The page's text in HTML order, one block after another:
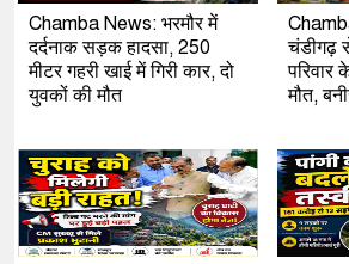
Chamba News: भरमौर में
दर्दनाक सड़क हादसा, 250
मीटर गहरी खाई में गिरी कार, दो
युवकों की मौत
चंडीगढ़
परिवार
मौत,